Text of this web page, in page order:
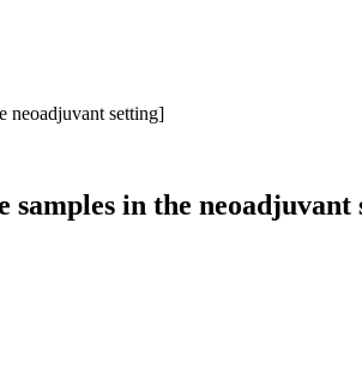
neoadjuvant setting]
samples in the neoadjuvant